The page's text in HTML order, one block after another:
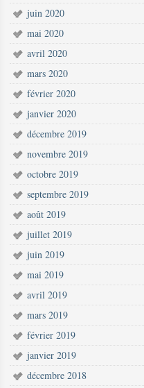
juin 2020
mai 2020
avril 2020
mars 2020
février 2020
janvier 2020
décembre 2019
novembre 2019
octobre 2019
septembre 2019
août 2019
juillet 2019
juin 2019
mai 2019
avril 2019
mars 2019
février 2019
janvier 2019
décembre 2018